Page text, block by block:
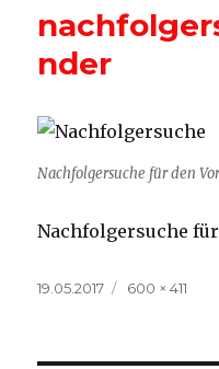
nder
Nachfolgersuche für den
Nachfolgersuche
Veröffentlicht
19.05.2017
Volle
600 × 411